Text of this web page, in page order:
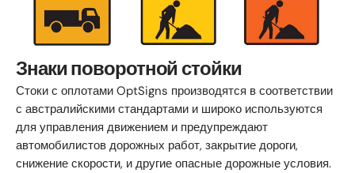
Знаки поворотной стойки
Стоки с оплотами OptSigns производятся в соответствии
с австралийскими стандартами и широко используются
для управления движением и предупреждают
автомобилистов дорожных работ, закрытие дороги,
снижение скорости, и другие опасные дорожные условия.